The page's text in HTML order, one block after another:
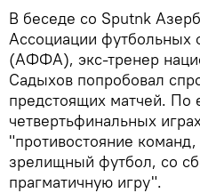
В беседе со Sputnk
Ассоциации футбольных
(АФФА), экс-тренер
Садыхов попробовал
предстоящих матчей. По
четвертьфинальных
"противостояние
зрелищный футбол, со
прагматичную игру".